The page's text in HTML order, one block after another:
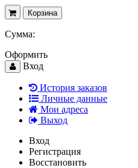
Корзина
Сумма:
Оформить
Вход
История заказов
Личные данные
Мои адреса
Выход
Вход
Регистрация
Восстановить